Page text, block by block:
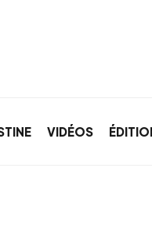
VIDÉOS